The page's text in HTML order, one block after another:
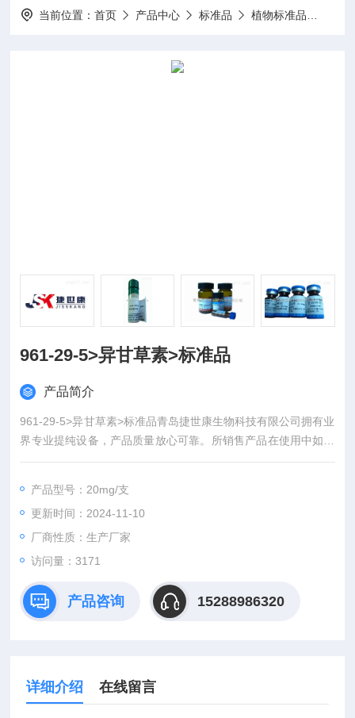
当前位置：首页 产品中心 标准品 植物标准品
961-29-5>异甘草素>标准品
产品简介
961-29-5>异甘草素>标准品青岛捷世康生物科技有限公司拥有业
界专业提纯设备，产品质量放心可靠。所销售产品在使用中如出
现实际含量与产品外包标示不*可全额退款。同时代理：中检所标
电脑、平板电脑等）。
产品型号：20mg/支
更新时间：2024-11-10
厂商性质：生产厂家
访问量：3171
产品咨询 15288986320
详细介绍 在线留言